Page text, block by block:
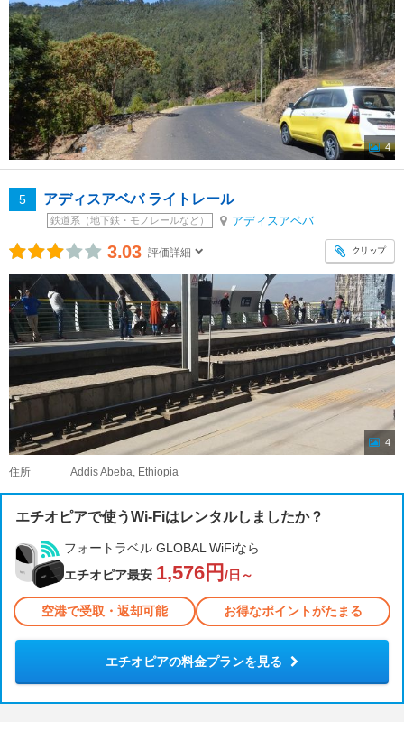
4
5 アディスアベバ ライトレール
鉄道系（地下鉄・モノレールなど） アディスアベバ
3.03 評価詳細 クリップ
4
住所 Addis Abeba, Ethiopia
エチオピアで使うWi-Fiはレンタルしましたか？
フォートラベル GLOBAL WiFiなら
エチオピア最安 1,576円 /日～
空港で受取・返却可能 お得なポイントがたまる
エチオピアの料金プランを見る